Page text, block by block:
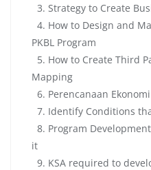
3. Strategy to Create
4. How to Design and
PKBL Program
5. How to Create Third
Mapping
6. Perencanaan
7. Identify Conditions
8. Program
it
9. KSA required to